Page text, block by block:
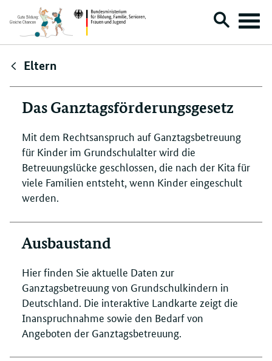
Direktlink:
Suche
Menü
Eltern
Das Ganztagsförderungsgesetz
Mit dem Rechtsanspruch auf Ganztagsbetreuung
für Kinder im Grundschulalter wird die
Betreuungslücke geschlossen, die nach der Kita für
viele Familien entsteht, wenn Kinder eingeschult
werden.
Ausbaustand
Hier finden Sie aktuelle Daten zur
Ganztagsbetreuung von Grundschulkindern in
Deutschland. Die interaktive Landkarte zeigt die
Inanspruchnahme sowie den Bedarf von
Angeboten der Ganztagsbetreuung.